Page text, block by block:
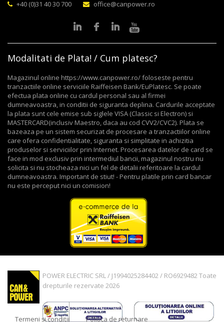
+40 (0)31 40 30 700
office@canpower.ro
Modalitati de Plata! / Cum platesc?
Magazinul online https://www.canpower.ro/ foloseste pentru
tranzactiile online serviciile Raiffeisen Bank/EuPlatesc. Se poate
efectua plata online cu cardul personal sau al firmei
dumneavoastra, in conditii de siguranta deplina. Cardurile acceptate
la plata sunt cele emise sub siglele VISA (Classic si Electron) si
MASTERCARD(inclusiv Maestro, daca au cod CVV2/CVC2). Plata se
bazeaza pe un sistem securizat de procesare a tranzactiilor online
care ofera confidentialitate, siguranta si simplitate in achizitia
produselor si serviciilor prin Internet. Procesarea datelor de card se
face in mod exclusiv prin intermediul bancii, magazinul nostru nu
solicita si nu stocheaza nici un fel de detalii referitoare la cardul
dumneavoastra. Important de stiut! - Pentru platile prin card bancar
nu este perceput nici un comision!
POWER ELECTRIC SRL / J1994025284402 / RO6929482 Toate
drepturile rezervate 2026
Termeni și condiții Politica de returnare